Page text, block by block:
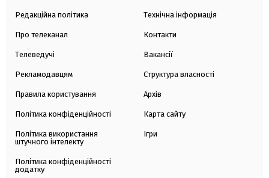
Редакційна політика
Про телеканал
Телеведучі
Рекламодавцям
Правила користування
Політика конфіденційності
Політика використання
штучного інтелекту
Політика конфіденційності
додатку
Технічна інформація
Контакти
Вакансії
Структура власності
Архів
Карта сайту
Ігри